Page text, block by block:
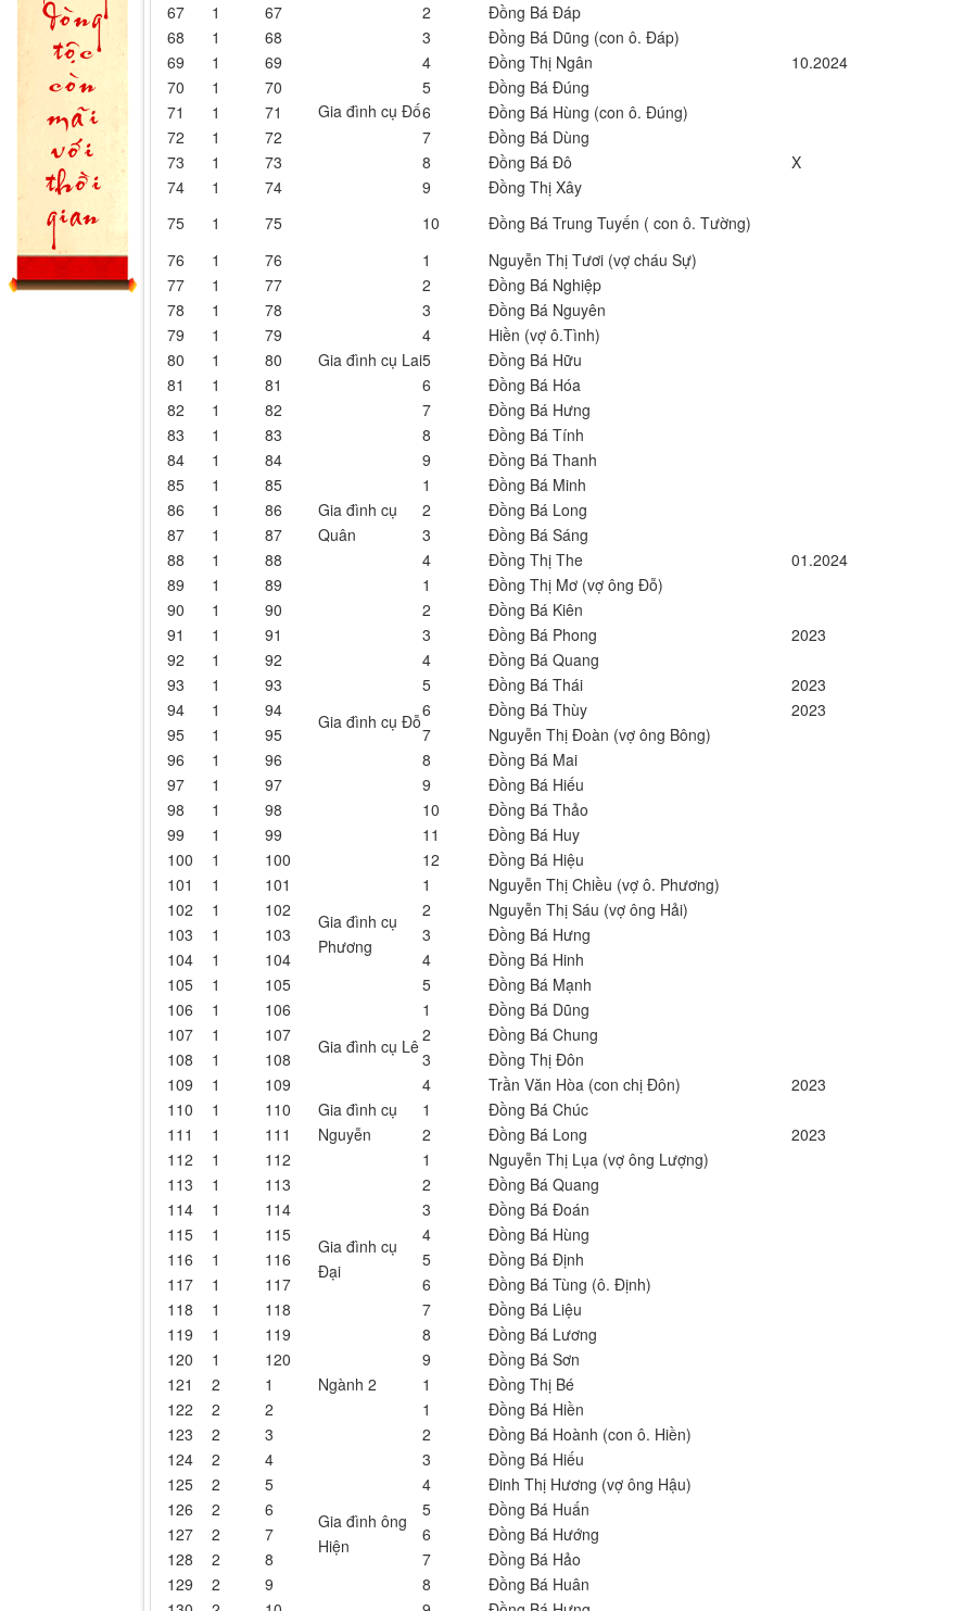
Gia đình cụ Đố
67
1 67 2
Đồng Bá Đáp
68
1 68 3
Đồng Bá Dũng (con ô. Đáp)
69
1 69 4 Đồng Thị Ngân
10.2024
70
1 70 5
Đồng Bá Đúng
71
1 71 6
Đồng Bá Hùng (con ô. Đúng)
72
1 72 7
Đồng Bá Dùng
73
1 73 8 Đồng Bá Đô
X
74
1 74 9
Đồng Thị Xây
75
1 75 10
Đồng Bá Trung Tuyến ( con ô. Tường)
76
1 76
Gia đình cụ Lai
1
Nguyễn Thị Tươi (vợ cháu Sự)
77
1 77 2
Đồng Bá Nghiệp
78
1 78 3
Đồng Bá Nguyên
79
1 79 4
Hiền (vợ ô.Tình)
80
1 80 5
Đồng Bá Hữu
81
1 81 6
Đồng Bá Hóa
82
1 82 7
Đồng Bá Hưng
83
1 83 8
Đồng Bá Tính
84
1 84 9
Đồng Bá Thanh
85
1
85
Gia đình cụ
Quân
1
Đồng Bá Minh
86
1 86 2
Đồng Bá Long
87
1 87 3
Đồng Bá Sáng
88
1 88 4 Đồng Thị The
01.2024
89
1 89
Gia đình cụ Đỗ
1
Đồng Thị Mơ (vợ ông Đỗ)
90
1 90 2
Đồng Bá Kiên
91
1 91 3 Đồng Bá Phong
2023
92
1 92 4
Đồng Bá Quang
93
1 93 5 Đồng Bá Thái
2023
94
1 94 6 Đồng Bá Thùy
2023
95
1 95 7
Nguyễn Thị Đoàn (vợ ông Bông)
96
1 96 8
Đồng Bá Mai
97
1 97 9
Đồng Bá Hiếu
98
1 98 10
Đồng Bá Thảo
99
1 99 11
Đồng Bá Huy
100
1 100 12
Đồng Bá Hiệu
101
1
101
Gia đình cụ
Phương
1
Nguyễn Thị Chiều (vợ ô. Phương)
102
1 102 2
Nguyễn Thị Sáu (vợ ông Hải)
103
1 103 3
Đồng Bá Hưng
104
1 104 4
Đồng Bá Hinh
105
1 105 5
Đồng Bá Mạnh
106
1
106
Gia đình cụ Lê
1
Đồng Bá Dũng
107
1 107 2
Đồng Bá Chung
108
1 108 3
Đồng Thị Đôn
109
1 109 4 Trần Văn Hòa (con chị Đôn)
2023
110
1 110
Gia đình cụ
Nguyễn
1
Đồng Bá Chúc
111
1 111 2 Đồng Bá Long
2023
112
1 112
Gia đình cụ
Đại
1
Nguyễn Thị Lụa (vợ ông Lượng)
113
1 113 2
Đồng Bá Quang
114
1 114 3
Đồng Bá Đoán
115
1 115 4
Đồng Bá Hùng
116
1 116 5
Đồng Bá Định
117
1 117 6
Đồng Bá Tùng (ô. Định)
118
1 118 7
Đồng Bá Liệu
119
1 119 8
Đồng Bá Lương
120
1 120 9
Đồng Bá Sơn
121
2 1 Ngành 2 1
Đồng Thị Bé
122
2 2
Gia đình ông
Hiện
1
Đồng Bá Hiền
123
2 3 2
Đồng Bá Hoành (con ô. Hiền)
124
2 4 3
Đồng Bá Hiếu
125
2 5 4
Đinh Thị Hương (vợ ông Hậu)
126
2 6 5
Đồng Bá Huấn
127
2 7 6
Đồng Bá Hướng
128
2 8 7
Đồng Bá Hảo
129
2 9 8
Đồng Bá Huân